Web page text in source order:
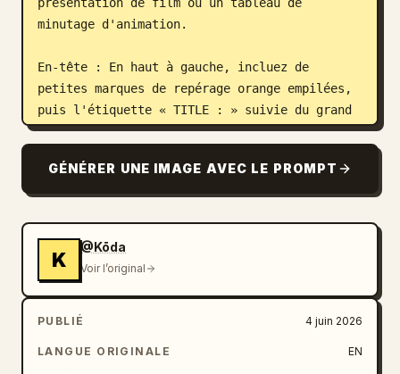
minutage d'animation.
En-tête : En haut à gauche, incluez de
petites marques de repérage orange empilées,
puis l'étiquette « TITLE : » suivie du grand
titre en gras. En dessous, créez une ligne de
valeurs : « META LINE : nocturne /
performance flow-art sci-fi / montage dense
de sabre-poi unique, micro-coupes réelles,
rendu d'énergie lacustre lisible », « MICRO
BRIEF : C transforme un sabre énergétique
solitaire en une performance lumineuse de
style feu-poi, compressant une danse rituelle
complète en une séquence forestière rapide de
GÉNÉRER UNE IMAGE AVEC LE PROMPT
K
@Kōda
Voir l’original
PUBLIÉ 4 juin 2026
LANGUE ORIGINALE EN